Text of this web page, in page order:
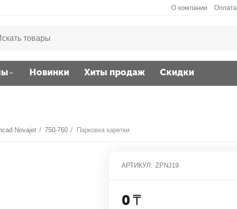
О компании Оплата
Новинки Хиты продаж Скидки
Novajet / 750-760 / Парковка каретки
АРТИКУЛ: ZPNJ19
0₸